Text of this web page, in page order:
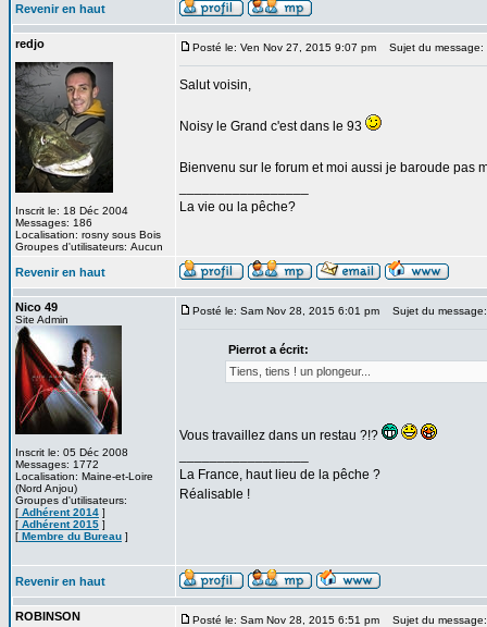
Revenir en haut
redjo
Inscrit le: 18 Déc 2004
Messages: 186
Localisation: rosny sous Bois
Groupes d'utilisateurs: Aucun
Posté le: Ven Nov 27, 2015 9:07 pm Sujet du message:
Salut voisin,
Noisy le Grand c'est dans le 93
Bienvenu sur le forum et moi aussi je baroude
La vie ou la pêche?
Revenir en haut
Nico 49
Site Admin
Inscrit le: 05 Déc 2008
Messages: 1772
Localisation: Maine-et-Loire
(Nord Anjou)
Groupes d'utilisateurs:
[ Adhérent 2014 ]
[ Adhérent 2015 ]
[ Membre du Bureau ]
Posté le: Sam Nov 28, 2015 6:01 pm Sujet du message:
Pierrot a écrit:
Tiens, tiens ! un plongeur...
Vous travaillez dans un restau ?!?
La France, haut lieu de la pêche ?
Réalisable !
Revenir en haut
ROBINSON Posté le: Sam Nov 28, 2015 6:51 pm Sujet du